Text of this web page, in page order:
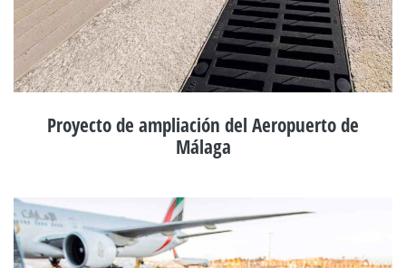
Proyecto de ampliación del Aeropuerto de
Málaga